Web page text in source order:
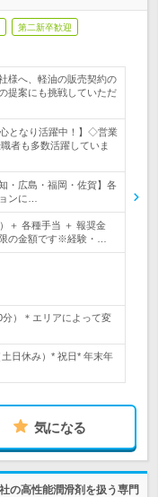
第二新卒歓迎
様へ、軽油の販売契約の
提案にも挑戦していただ
となり活躍中！】◇営業
者も多数活躍していま
・広島・福岡・佐賀】各
ンに…
＋ 各種手当 ＋ 報奨金
の金額です※経験・…
）＊エリアによって変
日休み）* 祝日* 年末年
気になる
の高性能潤滑剤を扱う専門